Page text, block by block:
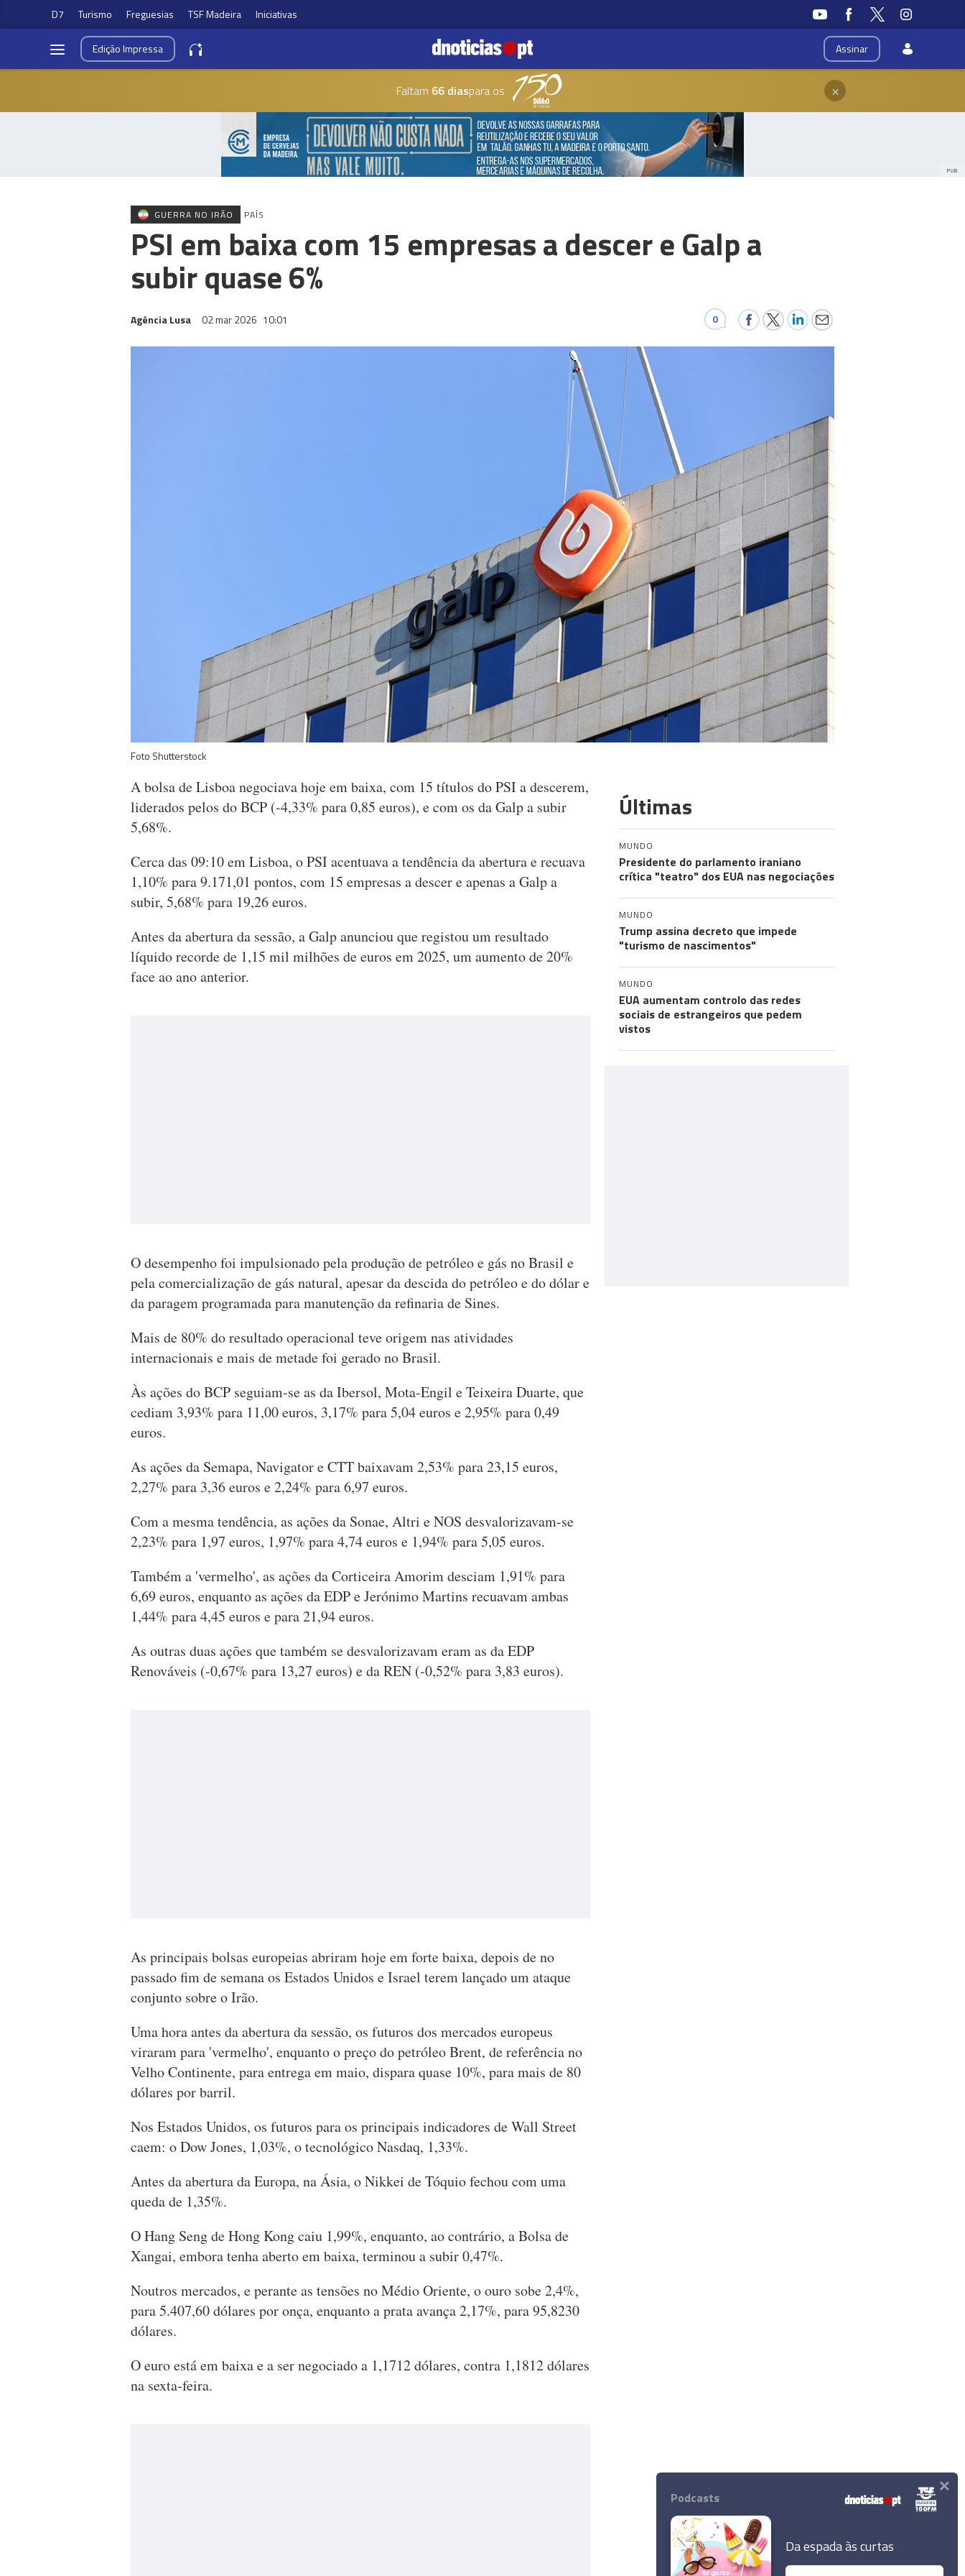
D7 Turismo Freguesias TSF Madeira Iniciativas
Assinar
EdiçãoImpressa
Faltam 66 diaspara os ×
PUB
GUERRA NO IRÃO PAÍS
PSI em baixa com 15 empresas a descer e Galp a
subir quase 6%
Agência Lusa 02 mar 2026 10:01 0
Foto Shutterstock
A bolsa de Lisboa negociava hoje em baixa, com 15 títulos do PSI a descerem,
liderados pelos do BCP (-4,33% para 0,85 euros), e com os da Galp a subir
5,68%.
Cerca das 09:10 em Lisboa, o PSI acentuava a tendência da abertura e recuava
1,10% para 9.171,01 pontos, com 15 empresas a descer e apenas a Galp a
subir, 5,68% para 19,26 euros.
Antes da abertura da sessão, a Galp anunciou que registou um resultado
líquido recorde de 1,15 mil milhões de euros em 2025, um aumento de 20%
face ao ano anterior.
O desempenho foi impulsionado pela produção de petróleo e gás no Brasil e
pela comercialização de gás natural, apesar da descida do petróleo e do dólar e
da paragem programada para manutenção da refinaria de Sines.
Mais de 80% do resultado operacional teve origem nas atividades
internacionais e mais de metade foi gerado no Brasil.
Às ações do BCP seguiam-se as da Ibersol, Mota-Engil e Teixeira Duarte, que
cediam 3,93% para 11,00 euros, 3,17% para 5,04 euros e 2,95% para 0,49
euros.
As ações da Semapa, Navigator e CTT baixavam 2,53% para 23,15 euros,
2,27% para 3,36 euros e 2,24% para 6,97 euros.
Com a mesma tendência, as ações da Sonae, Altri e NOS desvalorizavam-se
2,23% para 1,97 euros, 1,97% para 4,74 euros e 1,94% para 5,05 euros.
Também a 'vermelho', as ações da Corticeira Amorim desciam 1,91% para
6,69 euros, enquanto as ações da EDP e Jerónimo Martins recuavam ambas
1,44% para 4,45 euros e para 21,94 euros.
As outras duas ações que também se desvalorizavam eram as da EDP
Renováveis (-0,67% para 13,27 euros) e da REN (-0,52% para 3,83 euros).
As principais bolsas europeias abriram hoje em forte baixa, depois de no
passado fim de semana os Estados Unidos e Israel terem lançado um ataque
conjunto sobre o Irão.
Uma hora antes da abertura da sessão, os futuros dos mercados europeus
viraram para 'vermelho', enquanto o preço do petróleo Brent, de referência no
Velho Continente, para entrega em maio, dispara quase 10%, para mais de 80
dólares por barril.
Nos Estados Unidos, os futuros para os principais indicadores de Wall Street
caem: o Dow Jones, 1,03%, o tecnológico Nasdaq, 1,33%.
Antes da abertura da Europa, na Ásia, o Nikkei de Tóquio fechou com uma
queda de 1,35%.
O Hang Seng de Hong Kong caiu 1,99%, enquanto, ao contrário, a Bolsa de
Xangai, embora tenha aberto em baixa, terminou a subir 0,47%.
Noutros mercados, e perante as tensões no Médio Oriente, o ouro sobe 2,4%,
para 5.407,60 dólares por onça, enquanto a prata avança 2,17%, para 95,8230
dólares.
O euro está em baixa e a ser negociado a 1,1712 dólares, contra 1,1812 dólares
na sexta-feira.
Últimas
MUNDO
Presidente do parlamento iraniano
crítica "teatro" dos EUA nas negociações
MUNDO
Trump assina decreto que impede
"turismo de nascimentos"
MUNDO
EUA aumentam controlo das redes
sociais de estrangeiros que pedem
vistos
Podcasts
Da espada às curtas
×